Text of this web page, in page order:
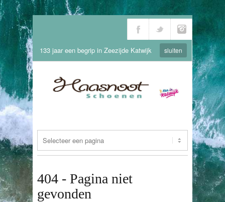
133 jaar een begrip in Zeezijde Katwijk sluiten
404 - Pagina niet
gevonden